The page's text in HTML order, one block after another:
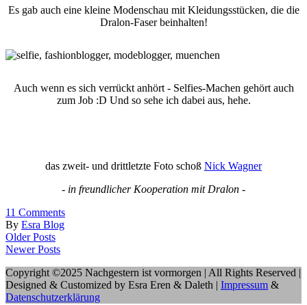
Es gab auch eine kleine Modenschau mit Kleidungsstücken, die die
Dralon-Faser beinhalten!
Auch wenn es sich verrückt anhört - Selfies-Machen gehört auch
zum Job :D Und so sehe ich dabei aus, hehe.
das zweit- und drittletzte Foto schoß Nick Wagner
- in freundlicher Kooperation mit Dralon -
11 Comments
By Esra Blog
Older Posts
Newer Posts
Copyright ©2025 Nachgestern ist vormorgen | All Rights Reserved |
Designed & Customized by Esra Eren & Daleth | Impressum &
Datenschutzerklärung